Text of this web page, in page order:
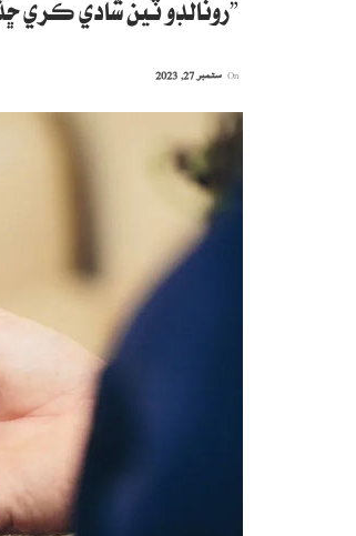
”رونالڊو ٽين شادي ڪري